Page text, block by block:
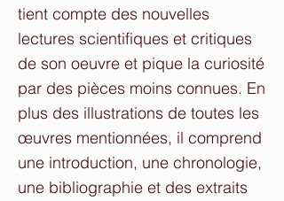
tient compte des nouvelles
lectures scientifiques et critiques
de son oeuvre et pique la curiosité
par des pièces moins connues. En
plus des illustrations de toutes les
œuvres mentionnées, il comprend
une introduction, une chronologie,
une bibliographie et des extraits